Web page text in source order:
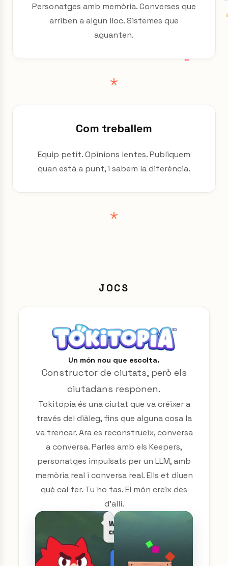
Personatges amb memòria. Converses que
arriben a algun lloc. Sistemes que
aguanten.
Com treballem
Equip petit. Opinions lentes. Publiquem
quan està a punt, i sabem la diferència.
JOCS
Un món nou que escolta.
Constructor de ciutats, però els
ciutadans responen.
Tokitopia és una ciutat que va créixer a
través del diàleg, fins que alguna cosa la
va trencar. Ara es reconstrueix, conversa
a conversa. Parles amb els Keepers,
personatges impulsats per un LLM, amb
memòria real i conversa real. Ells et diuen
què cal fer. Tu ho fas. El món creix des
d'allí.